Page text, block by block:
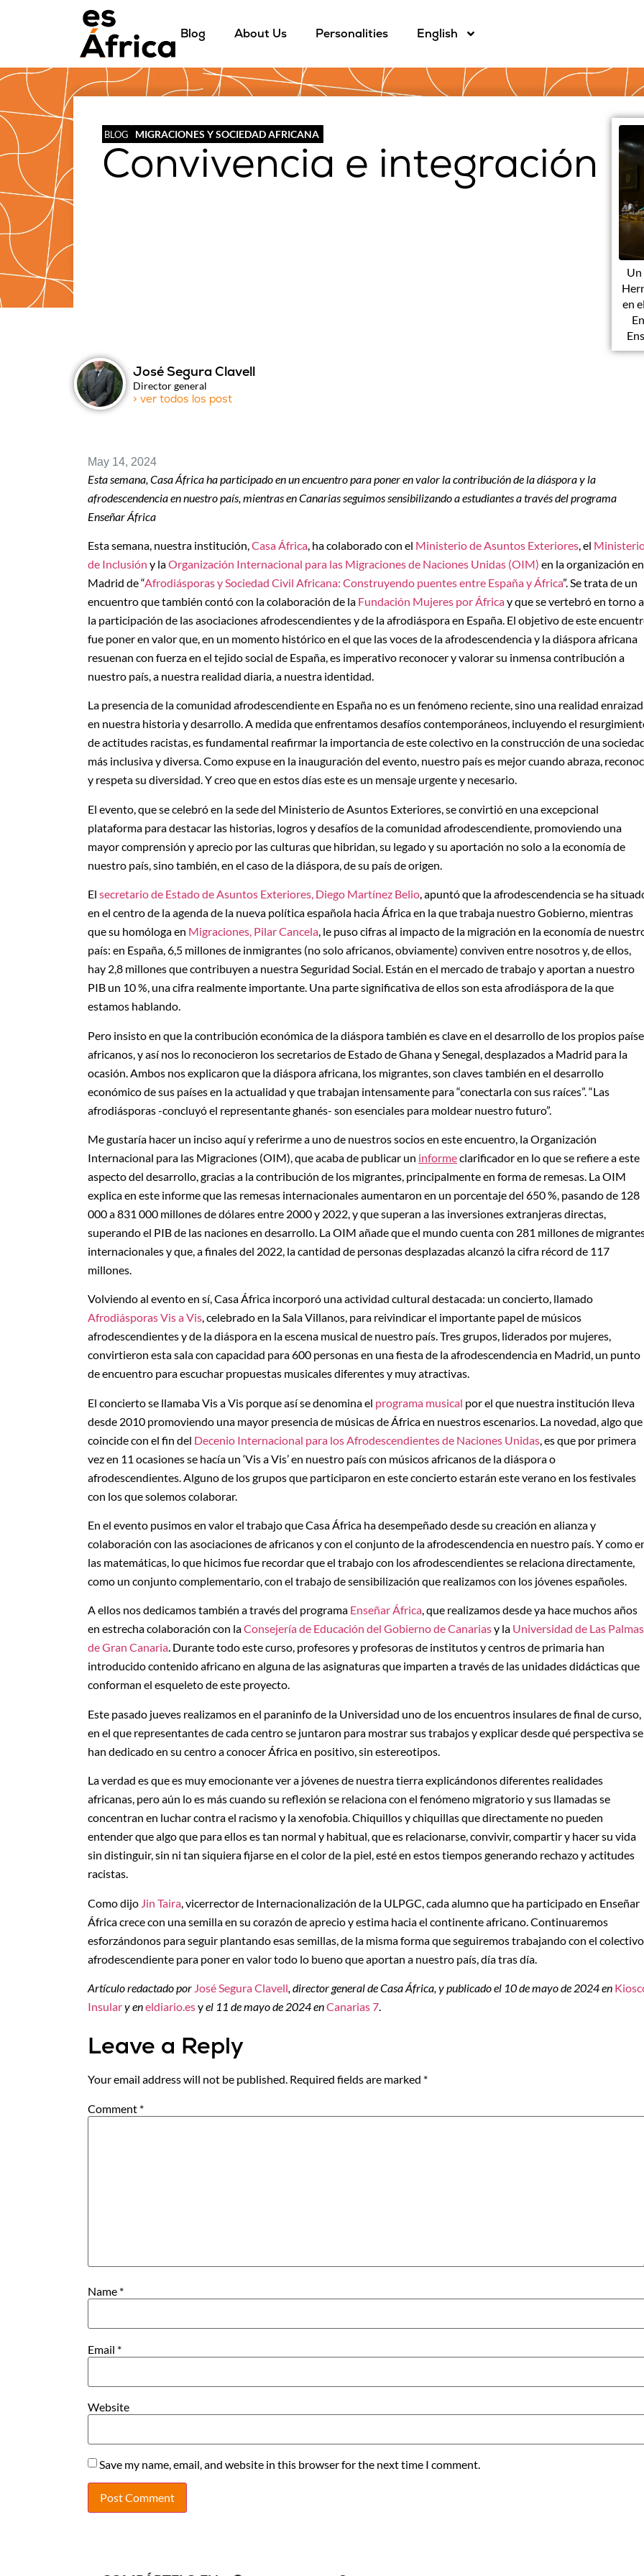
Blog About Us Personalities English
BLOG MIGRACIONES Y SOCIEDAD AFRICANA
Convivencia e integración
Un
en
José Segura Clavell
Director general
> ver todos los post
May 14, 2024
Esta semana, Casa África ha participado en un encuentro para poner en valor la contribución de la diáspora y la
afrodescendencia en nuestro país, mientras en Canarias seguimos sensibilizando a estudiantes a través del programa
Enseñar África
Esta semana, nuestra institución,Casa África, ha colaborado con el Ministerio de Asuntos Exteriores, el
de Inclusión y laOrganización Internacional para las Migraciones de Naciones Unidas (OIM) en la organización en
Madrid de “Afrodiásporas y Sociedad Civil Africana: Construyendo puentes entre España y África”. Se trata de un
encuentro que también contó con la colaboración de la Fundación Mujeres por Áfricay que se vertebró en torno a
la participación de las asociaciones afrodescendientes y de la afrodiáspora en España. El objetivo de este
fue poner en valor que, en un momento histórico en el que las voces de la afrodescendencia y la diáspora africana
resuenan con fuerza en el tejido social de España, es imperativo reconocer y valorar su inmensa contribución a
nuestro país, a nuestra realidad diaria, a nuestra identidad.
La presencia de la comunidad afrodescendiente en España no es un fenómeno reciente, sino una realidad
en nuestra historia y desarrollo. A medida que enfrentamos desafíos contemporáneos, incluyendo el
de actitudes racistas, es fundamental reafirmar la importancia de este colectivo en la construcción de una
más inclusiva y diversa. Como expuse en la inauguración del evento, nuestro país es mejor cuando abraza,
y respeta su diversidad. Y creo que en estos días este es un mensaje urgente y necesario.
El evento, que se celebró en la sede del Ministerio de Asuntos Exteriores, se convirtió en una excepcional
plataforma para destacar las historias, logros y desafíos de la comunidad afrodescendiente, promoviendo una
mayor comprensión y aprecio por las culturas que hibridan, su legado y su aportación no solo a la economía de
nuestro país, sino también, en el caso de la diáspora, de su país de origen.
El secretario de Estado de Asuntos Exteriores, Diego Martínez Belio, apuntó que la afrodescendencia se ha
en el centro de la agenda de la nueva política española hacia África en la que trabaja nuestro Gobierno, mientras
que su homóloga en Migraciones, Pilar Cancela, le puso cifras al impacto de la migración en la economía de
país: en España, 6,5 millones de inmigrantes (no solo africanos, obviamente) conviven entre nosotros y, de ellos,
hay 2,8 millones que contribuyen a nuestra Seguridad Social. Están en el mercado de trabajo y aportan a nuestro
PIB un 10 %, una cifra realmente importante. Una parte significativa de ellos son esta afrodiáspora de la que
estamos hablando.
Pero insisto en que la contribución económica de la diáspora también es clave en el desarrollo de los propios
africanos, y así nos lo reconocieron los secretarios de Estado de Ghana y Senegal, desplazados a Madrid para la
ocasión. Ambos nos explicaron que la diáspora africana, los migrantes, son claves también en el desarrollo
económico de sus países en la actualidad y que trabajan intensamente para “conectarla con sus raíces”. “Las
afrodiásporas -concluyó el representante ghanés- son esenciales para moldear nuestro futuro”.
Me gustaría hacer un inciso aquí y referirme a uno de nuestros socios en este encuentro, la Organización
Internacional para las Migraciones (OIM), que acaba de publicar un informeclarificador en lo que se refiere a este
aspecto del desarrollo, gracias a la contribución de los migrantes, principalmente en forma de remesas. La OIM
explica en este informe que las remesas internacionales aumentaron en un porcentaje del 650 %, pasando de 128
000 a 831 000 millones de dólares entre 2000 y 2022, y que superan a las inversiones extranjeras directas,
superando el PIB de las naciones en desarrollo. La OIM añade que el mundo cuenta con 281 millones de
internacionales y que, a finales del 2022, la cantidad de personas desplazadas alcanzó la cifra récord de 117
millones.
Volviendo al evento en sí, Casa África incorporó una actividad cultural destacada: un concierto, llamado
Afrodiásporas Vis a Vis, celebrado en la Sala Villanos, para reivindicar el importante papel de músicos
afrodescendientes y de la diáspora en la escena musical de nuestro país. Tres grupos, liderados por mujeres,
convirtieron esta sala con capacidad para 600 personas en una fiesta de la afrodescendencia en Madrid, un punto
de encuentro para escuchar propuestas musicales diferentes y muy atractivas.
El concierto se llamaba Vis a Vis porque así se denomina el programa musical por el que nuestra institución lleva
desde 2010 promoviendo una mayor presencia de músicas de África en nuestros escenarios. La novedad, algo que
coincide con el fin del Decenio Internacional para los Afrodescendientes de Naciones Unidas , es que por primera
vez en 11 ocasiones se hacía un ‘Vis a Vis’ en nuestro país con músicos africanos de la diáspora o
afrodescendientes. Alguno de los grupos que participaron en este concierto estarán este verano en los festivales
con los que solemos colaborar.
En el evento pusimos en valor el trabajo que Casa África ha desempeñado desde su creación en alianza y
colaboración con las asociaciones de africanos y con el conjunto de la afrodescendencia en nuestro país. Y como
las matemáticas, lo que hicimos fue recordar que el trabajo con los afrodescendientes se relaciona directamente,
como un conjunto complementario, con el trabajo de sensibilización que realizamos con los jóvenes españoles.
A ellos nos dedicamos también a través del programa Enseñar África, que realizamos desde ya hace muchos años
en estrecha colaboración con laConsejería de Educación del Gobierno de Canariasy la Universidad de Las Palmas
de Gran Canaria. Durante todo este curso, profesores y profesoras de institutos y centros de primaria han
introducido contenido africano en alguna de las asignaturas que imparten a través de las unidades didácticas que
conforman el esqueleto de este proyecto.
Este pasado jueves realizamos en el paraninfo de la Universidad uno de los encuentros insulares de final de curso,
en el que representantes de cada centro se juntaron para mostrar sus trabajos y explicar desde qué perspectiva se
han dedicado en su centro a conocer África en positivo, sin estereotipos.
La verdad es que es muy emocionante ver a jóvenes de nuestra tierra explicándonos diferentes realidades
africanas, pero aún lo es más cuando su reflexión se relaciona con el fenómeno migratorio y sus llamadas se
concentran en luchar contra el racismo y la xenofobia. Chiquillos y chiquillas que directamente no pueden
entender que algo que para ellos es tan normal y habitual, que es relacionarse, convivir, compartir y hacer su vida
sin distinguir, sin ni tan siquiera fijarse en el color de la piel, esté en estos tiempos generando rechazo y actitudes
racistas.
Como dijo Jin Taira , vicerrector de Internacionalización de la ULPGC, cada alumno que ha participado en Enseñar
África crece con una semilla en su corazón de aprecio y estima hacia el continente africano. Continuaremos
esforzándonos para seguir plantando esas semillas, de la misma forma que seguiremos trabajando con el colectivo
afrodescendiente para poner en valor todo lo bueno que aportan a nuestro país, día tras día.
Artículo redactado por José Segura Clavell, director general de Casa África, y publicadoel 10 de mayo de 2024 en
Insulary eneldiario.esyel 11 de mayo de 2024 enCanarias 7.
Leave a Reply
Your email address will not be published. Required fields are marked *
Comment *
Name *
Email *
Website
Save my name, email, and website in this browser for the next time I comment.